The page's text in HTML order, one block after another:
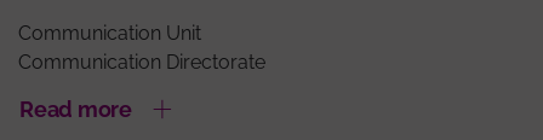
Communication Unit
Communication Directorate
Read more